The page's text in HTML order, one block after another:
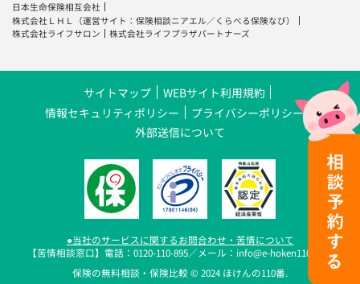
日本生命保険相互会社
株式会社ＬＨＬ
（運営サイト：保険相談ニアエル ／ くらべる保険なび）
株式会社ライフサロン
株式会社ライフプラザパートナーズ
サイトマップ
WEBサイト利用規約
情報セキュリティポリシー
プライバシーポリシー
外部送信について
●当社のサービスに関するお問合わせ・苦情について
【苦情相談窓口】電話：0120-110-895／メール：info@e-hoken110.com
保険の無料相談・保険比較 © 2024 ほけんの110番.